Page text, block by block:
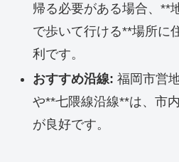
帰る必要がある場合、**
で歩いて行ける**場所に
利です。
おすすめ沿線: 福岡市営
や**七隈線沿線**は、市
が良好です。